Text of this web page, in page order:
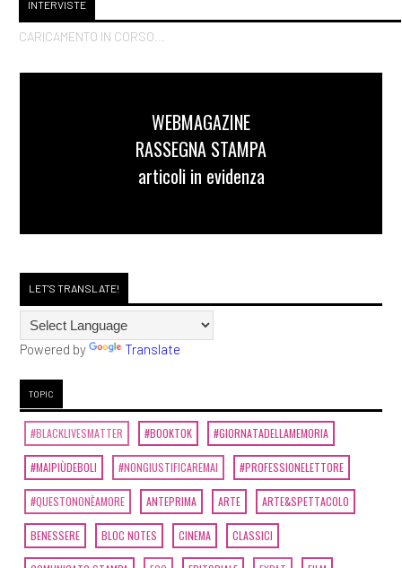
INTERVISTE
CARICAMENTO IN CORSO...
WEBMAGAZINE
RASSEGNA STAMPA
articoli in evidenza
LET'S TRANSLATE!
Powered by Translate
TOPIC
#BLACKLIVESMATTER #BOOKTOK #GIORNATADELLAMEMORIA
#MAIPIÙDEBOLI #NONGIUSTIFICAREMAI #PROFESSIONELETTORE
#QUESTONONÈAMORE ANTEPRIMA ARTE ARTE&SPETTACOLO
BENESSERE BLOC NOTES CINEMA CLASSICI